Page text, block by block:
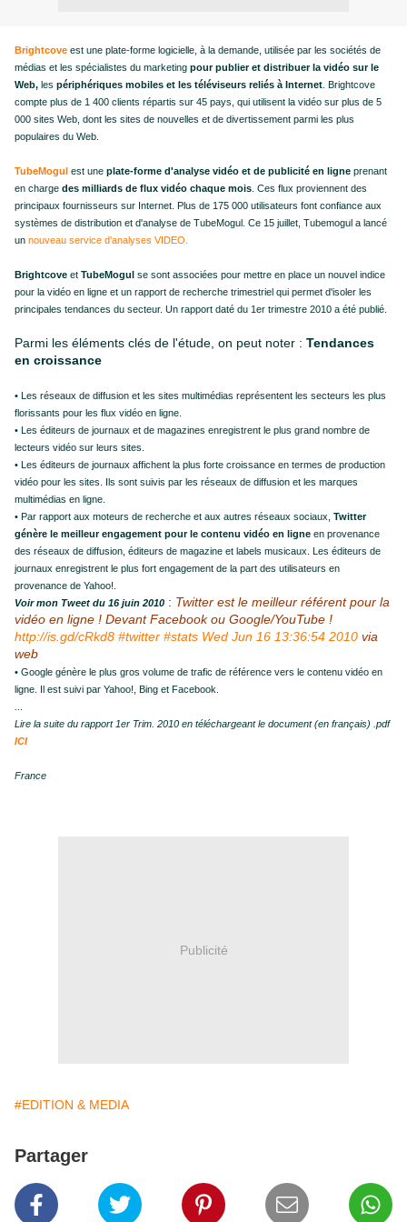
Brightcove est une plate-forme logicielle, à la demande, utilisée par les sociétés de
médias et les spécialistes du marketing pour publier et distribuer la vidéo sur le
Web, les périphériques mobiles et les téléviseurs reliés à Internet . Brightcove
compte plus de 1 400 clients répartis sur 45 pays, qui utilisent la vidéo sur plus de 5
000 sites Web, dont les sites de nouvelles et de divertissement parmi les plus
populaires du Web.
TubeMogul est une plate-forme d'analyse vidéo et de publicité en ligne prenant
en charge des milliards de flux vidéo chaque mois . Ces flux proviennent des
principaux fournisseurs sur Internet. Plus de 175 000 utilisateurs font confiance aux
systèmes de distribution et d'analyse de TubeMogul. Ce 15 juillet, Tubemogul a lancé
un nouveau service d'analyses VIDEO.
Brightcove et TubeMogul se sont associées pour mettre en place un nouvel indice
pour la vidéo en ligne et un rapport de recherche trimestriel qui permet d'isoler les
principales tendances du secteur. Un rapport daté du 1er trimestre 2010 a été publié.
Parmi les éléments clés de l'étude, on peut noter : Tendances
en croissance
• Les réseaux de diffusion et les sites multimédias représentent les secteurs les plus
florissants pour les flux vidéo en ligne.
• Les éditeurs de journaux et de magazines enregistrent le plus grand nombre de
lecteurs vidéo sur leurs sites.
• Les éditeurs de journaux affichent la plus forte croissance en termes de production
vidéo pour les sites. Ils sont suivis par les réseaux de diffusion et les marques
multimédias en ligne.
• Par rapport aux moteurs de recherche et aux autres réseaux sociaux, Twitter
génère le meilleur engagement pour le contenu vidéo en ligne en provenance
des réseaux de diffusion, éditeurs de magazine et labels musicaux. Les éditeurs de
journaux enregistrent le plus fort engagement de la part des utilisateurs en
provenance de Yahoo!.
Voir mon Tweet du 16 juin 2010 : Twitter est le meilleur référent pour la
vidéo en ligne ! Devant Facebook ou Google/YouTube !
http://is.gd/cRkd8 #twitter #stats Wed Jun 16 13:36:54 2010 via
web
• Google génère le plus gros volume de trafic de référence vers le contenu vidéo en
ligne. Il est suivi par Yahoo!, Bing et Facebook.
Lire la suite du rapport 1er Trim. 2010 en téléchargeant le document (en français) .pdf
ICI
France
Publicité
#EDITION & MEDIA
Partager